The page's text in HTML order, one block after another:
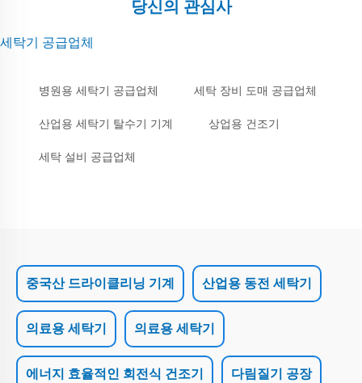
당신의 관심사
세탁기 공급업체
병원용 세탁기 공급업체 세탁 장비 도매 공급업체
산업용 세탁기 탈수기 기계 상업용 건조기
세탁 설비 공급업체
중국산 드라이클리닝 기계 산업용 동전 세탁기
의료용 세탁기 의료용 세탁기
에너지 효율적인 회전식 건조기 다림질기 공장